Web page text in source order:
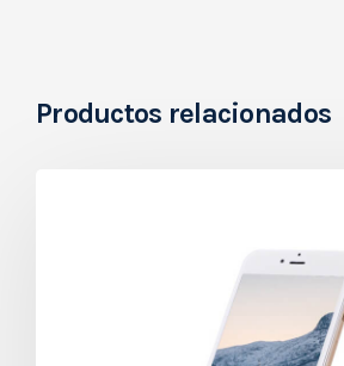
Productos relacionados